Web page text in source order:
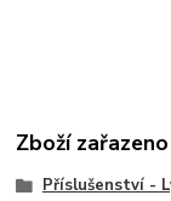
Zboží
Příslušenství -